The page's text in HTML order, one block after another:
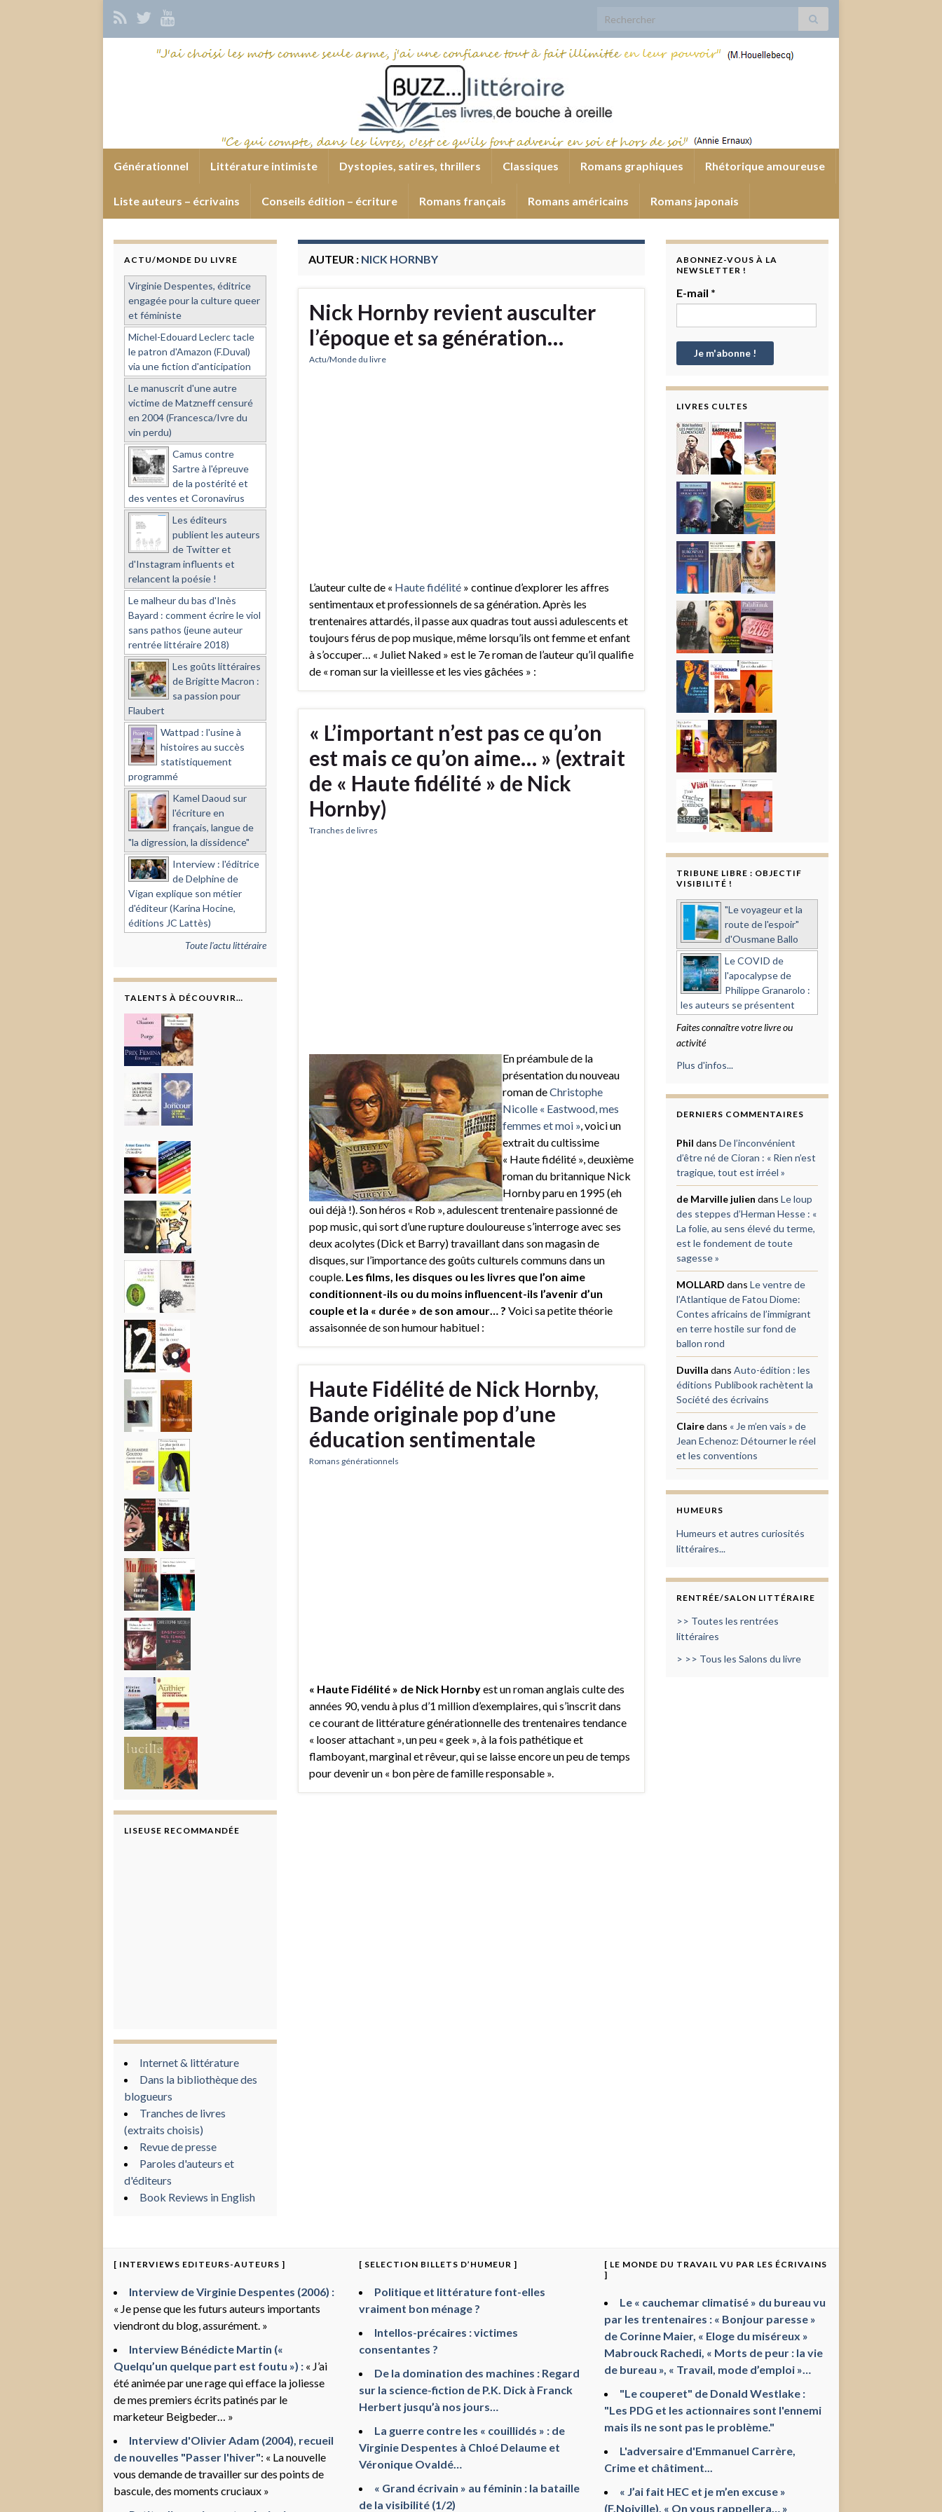
Search for:
Générationnel Littérature intimiste Dystopies, satires, thrillers Classiques Romans graphiques Rhétorique amoureuse
Liste auteurs – écrivains Conseils édition – écriture Romans français Romans américains Romans japonais
AUTEUR : NICK HORNBY
Nick Hornby revient ausculter
l’époque et sa génération…
Actu/Monde du livre
L’auteur culte de « Haute fidélité» continue d’explorer les affres
sentimentaux et professionnels de sa génération. Après les
trentenaires attardés, il passe aux quadras tout aussi adulescents et
toujours férus de pop musique, même lorsqu’ils ont femme et enfant
à s’occuper… « Juliet Naked » est le 7e roman de l’auteur qu’il qualifie
de « roman sur la vieillesse et les vies gâchées » :
« L’important n’est pas ce qu’on
est mais ce qu’on aime… » (extrait
de « Haute fidélité » de Nick
Hornby)
Tranches de livres
En préambule de la
présentation du nouveau
roman deChristophe
Nicolle « Eastwood, mes
femmes et moi », voici un
extrait du cultissime
« Haute fidélité », deuxième
roman du britannique Nick
Hornby paru en 1995 (eh
oui déjà !). Son héros « Rob », adulescent trentenaire passionné de
pop music, qui sort d’une rupture douloureuse s’interroge avec ses
deux acolytes (Dick et Barry) travaillant dans son magasin de
disques, sur l’importance des goûts culturels communs dans un
couple. Les films, les disques ou les livres que l’on aime
conditionnent-ils ou du moins influencent-ils l’avenir d’un
couple et la « durée » de son amour… ? Voici sa petite théorie
assaisonnée de son humour habituel :
Haute Fidélité de Nick Hornby,
Bande originale pop d’une
éducation sentimentale
Romans générationnels
« Haute Fidélité » de Nick Hornbyest un roman anglais culte des
années 90, vendu à plus d’1 million d’exemplaires, qui s’inscrit dans
ce courant de littérature générationnelle des trentenaires tendance
« looser attachant », un peu « geek », à la fois pathétique et
flamboyant, marginal et rêveur, qui se laisse encore un peu de temps
pour devenir un « bon père de famille responsable ».
ACTU/MONDE DU LIVRE
Virginie Despentes, éditrice
engagée pour la culture queer
et féministe
Michel-Edouard Leclerc tacle
le patron d'Amazon (F.Duval)
via une fiction d'anticipation
Le manuscrit d'une autre
victime de Matzneff censuré
en 2004 (Francesca/Ivre du
vin perdu)
Camus contre
Sartre à l'épreuve
de la postérité et
des ventes et Coronavirus
Les éditeurs
publient les auteurs
de Twitter et
d'Instagram influents et
relancent la poésie !
Le malheur du bas d'Inès
Bayard : comment écrire le viol
sans pathos (jeune auteur
rentrée littéraire 2018)
Les goûts littéraires
de Brigitte Macron :
sa passion pour
Flaubert
Wattpad : l'usine à
histoires au succès
statistiquement
programmé
Kamel Daoud sur
l'écriture en
français, langue de
"la digression, la dissidence"
Interview : l'éditrice
de Delphine de
Vigan explique son métier
d'éditeur (Karina Hocine,
éditions JC Lattès)
Toute l'actu littéraire
TALENTS À DÉCOUVRIR…
LISEUSE RECOMMANDÉE
Internet & littérature
Dans la bibliothèque des
blogueurs
Tranches de livres
(extraits choisis)
Revue de presse
Paroles d'auteurs et
d'éditeurs
Book Reviews in English
ABONNEZ-VOUS À LA
NEWSLETTER !
E-mail *
LIVRES CULTES
TRIBUNE LIBRE : OBJECTIF
VISIBILITÉ !
"Le voyageur et la
route de l'espoir"
d'Ousmane Ballo
Le COVID de
l'apocalypse de
Philippe Granarolo :
les auteurs se présentent
Faites connaître votre livre ou
activité
Plus d'infos...
DERNIERS COMMENTAIRES
Phil dans De l’inconvénient
d’être né de Cioran : « Rien n’est
tragique, tout est irréel »
de Marville julien dans Le loup
des steppes d’Herman Hesse : «
La folie, au sens élevé du terme,
est le fondement de toute
sagesse »
MOLLARD dans Le ventre de
l’Atlantique de Fatou Diome:
Contes africains de l’immigrant
en terre hostile sur fond de
ballon rond
Duvilla dans Auto-édition : les
éditions Publibook rachètent la
Société des écrivains
Clairedans « Je m’en vais » de
Jean Echenoz: Détourner le réel
et les conventions
HUMEURS
Humeurs et autres curiosités
littéraires...
RENTRÉE/SALON LITTÉRAIRE
>> Toutes les rentrées
littéraires
> >> Tous les Salons du livre
[ INTERVIEWS EDITEURS-AUTEURS ]
Interview de Virginie Despentes (2006) :
« Je pense que les futurs auteurs importants
viendront du blog, assurément. »
Interview Bénédicte Martin («
Quelqu’un quelque part est foutu ») : « J’ai
été animée par une rage qui efface la joliesse
de mes premiers écrits patinés par le
marketeur Beigbeder… »
Interview d'Olivier Adam (2004), recueil
de nouvelles "Passer l'hiver": « La nouvelle
vous demande de travailler sur des points de
bascule, des moments cruciaux »
[ SELECTION BILLETS D’HUMEUR ]
Politique et littérature font-elles
vraiment bon ménage ?
Intellos-précaires : victimes
consentantes ?
De la domination des machines : Regard
sur la science-fiction de P.K. Dick à Franck
Herbert jusqu’à nos jours…
La guerre contre les « couillidés » : de
Virginie Despentes à Chloé Delaume et
Véronique Ovaldé…
« Grand écrivain » au féminin : la bataille
de la visibilité (1/2)
[ LE MONDE DU TRAVAIL VU PAR LES ÉCRIVAINS
]
Le « cauchemar climatisé » du bureau vu
par les trentenaires : « Bonjour paresse »
de Corinne Maier, « Eloge du miséreux »
Mabrouck Rachedi, « Morts de peur : la vie
de bureau », « Travail, mode d’emploi »…
"Le couperet" de Donald Westlake :
"Les PDG et les actionnaires sont l'ennemi
mais ils ne sont pas le problème."
L'adversaire d'Emmanuel Carrère,
Crime et châtiment...
« J’ai fait HEC et je m’en excuse »
(F.Noiville), « On vous rappellera… »